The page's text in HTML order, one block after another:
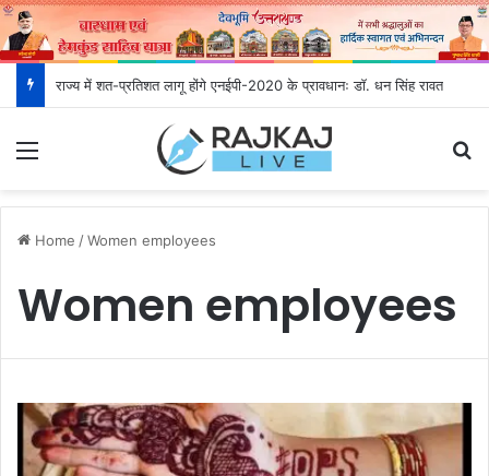
राज्य में शत-प्रतिशत लागू होंगे एनईपी-2020 के प्रावधानः डाॅ. धन सिंह रावत
Home /Women employees
Women employees